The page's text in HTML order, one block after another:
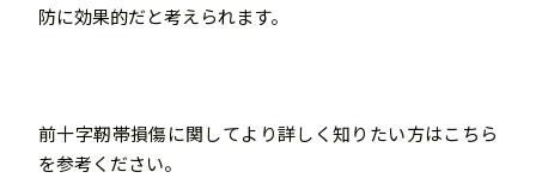
防に効果的だと考えられます。
前十字靭帯損傷に関してより詳しく知りたい方はこちら
を参考ください。